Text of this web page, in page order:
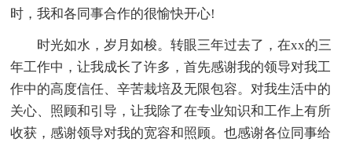
时，我和各同事合作的很愉快开心!
时光如水，岁月如梭。转眼三年过去了，在xx的三
年工作中，让我成长了许多，首先感谢我的领导对我工
作中的高度信任、辛苦栽培及无限包容。对我生活中的
关心、照顾和引导，让我除了在专业知识和工作上有所
收获，感谢领导对我的宽容和照顾。也感谢各位同事给